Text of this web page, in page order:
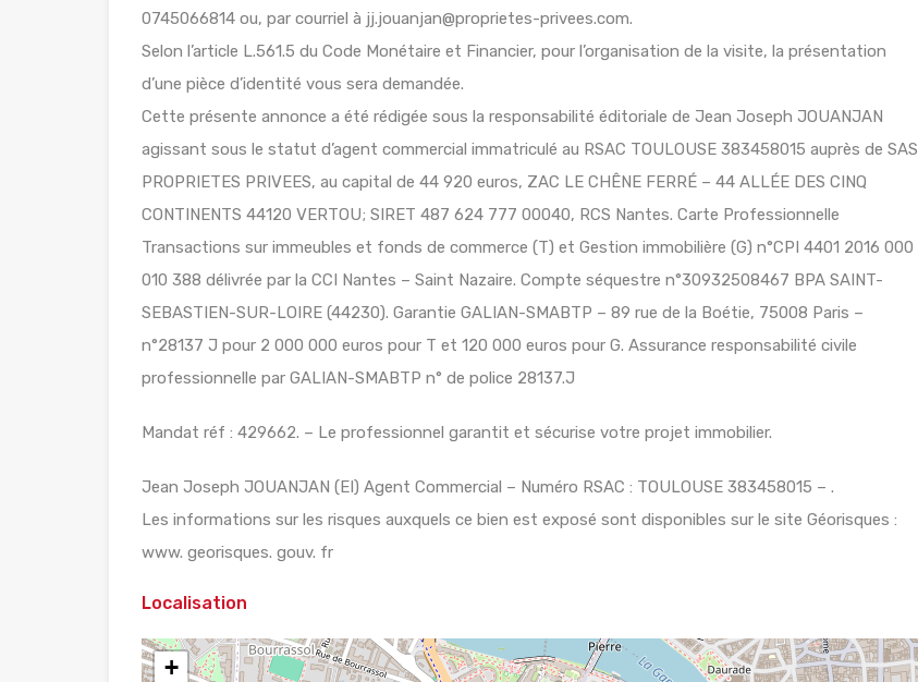
0745066814 ou, par courriel à jj.jouanjan@proprietes-privees.com.
Selon l’article L.561.5 du Code Monétaire et Financier, pour l’organisation de la visite, la présentation
d’une pièce d’identité vous sera demandée.
Cette présente annonce a été rédigée sous la responsabilité éditoriale de Jean Joseph JOUANJAN
agissant sous le statut d’agent commercial immatriculé au RSAC TOULOUSE 383458015 auprès de SAS
PROPRIETES PRIVEES, au capital de 44 920 euros, ZAC LE CHÊNE FERRÉ – 44 ALLÉE DES CINQ
CONTINENTS 44120 VERTOU; SIRET 487 624 777 00040, RCS Nantes. Carte Professionnelle
Transactions sur immeubles et fonds de commerce (T) et Gestion immobilière (G) n°CPI 4401 2016 000
010 388 délivrée par la CCI Nantes – Saint Nazaire. Compte séquestre n°30932508467 BPA SAINT-
SEBASTIEN-SUR-LOIRE (44230). Garantie GALIAN-SMABTP – 89 rue de la Boétie, 75008 Paris –
n°28137 J pour 2 000 000 euros pour T et 120 000 euros pour G. Assurance responsabilité civile
professionnelle par GALIAN-SMABTP n° de police 28137.J
Mandat réf : 429662. – Le professionnel garantit et sécurise votre projet immobilier.
Jean Joseph JOUANJAN (EI) Agent Commercial – Numéro RSAC : TOULOUSE 383458015 – .
Les informations sur les risques auxquels ce bien est exposé sont disponibles sur le site Géorisques :
www. georisques. gouv. fr
Localisation
+